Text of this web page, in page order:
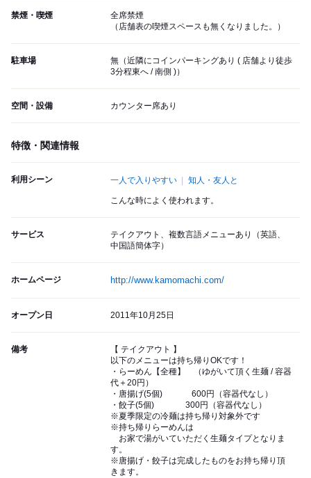
禁煙・喫煙
全席禁煙
（店舗表の喫煙スペースも無くなりました。）
駐車場
無（近隣にコインパーキングあり ( 店舗より徒歩
3分程東へ / 南側 )）
空間・設備 カウンター席あり
特徴・関連情報
利用シーン 一人で入りやすい 知人・友人と
こんな時によく使われます。
サービス
テイクアウト、複数言語メニューあり（英語、
中国語簡体字）
ホームページ http://www.kamomachi.com/
オープン日 2011年10月25日
備考
【 テイクアウト 】
以下のメニューは持ち帰りOKです！
・らーめん【全種】 （ゆがいて頂く生麺 / 容器
代＋20円）
・唐揚げ(5個) 600円（容器代なし）
・餃子(5個) 300円（容器代なし）
※夏季限定の冷麺は持ち帰り対象外です
※持ち帰りらーめんは
お家で湯がいていただく生麺タイプとなりま
す。
※唐揚げ・餃子は完成したものをお持ち帰り頂
きます。